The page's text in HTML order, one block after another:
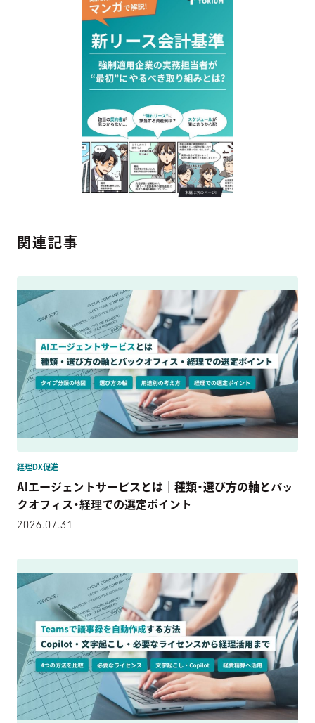
関連記事
経理DX促進
AIエージェントサービスとは｜種類・選び方の軸とバッ
クオフィス・経理での選定ポイント
2026.07.31